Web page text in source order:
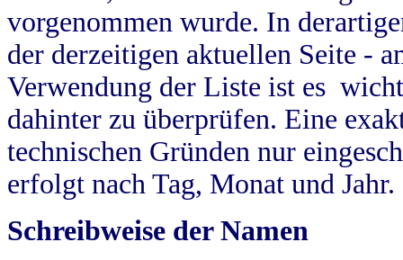
vorgenommen wurde. In
der derzeitigen aktuellen Seite -
Verwendung der Liste ist es
dahinter zu überprüfen. Eine
technischen Gründen nur
erfolgt nach Tag, Monat und Jahr.
Schreibweise der Namen